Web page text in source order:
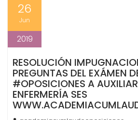
26
Jun
2019
RESOLUCIÓN
PREGUNTAS DEL EXÁMEN
#OPOSICIONES A
ENFERMERÍA SES